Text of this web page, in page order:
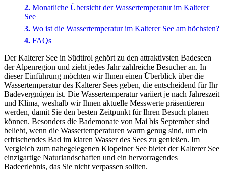
Monatliche Übersicht der Wassertemperatur im Kalterer
See
Wo ist die Wassertemperatur im Kalterer See am höchsten?
FAQs
Der Kalterer See in Südtirol gehört zu den attraktivsten Badeseen
der Alpenregion und zieht jedes Jahr zahlreiche Besucher an. In
dieser Einführung möchten wir Ihnen einen Überblick über die
Wassertemperatur des Kalterer Sees geben, die entscheidend für Ihr
Badevergnügen ist. Die Wassertemperatur variiert je nach Jahreszeit
und Klima, weshalb wir Ihnen aktuelle Messwerte präsentieren
werden, damit Sie den besten Zeitpunkt für Ihren Besuch planen
können. Besonders die Bademonate von Mai bis September sind
beliebt, wenn die Wassertemperaturen warm genug sind, um ein
erfrischendes Bad im klaren Wasser des Sees zu genießen. Im
Vergleich zum nahegelegenen Klopeiner See bietet der Kalterer See
einzigartige Naturlandschaften und ein hervorragendes
Badeerlebnis, das Sie nicht verpassen sollten.